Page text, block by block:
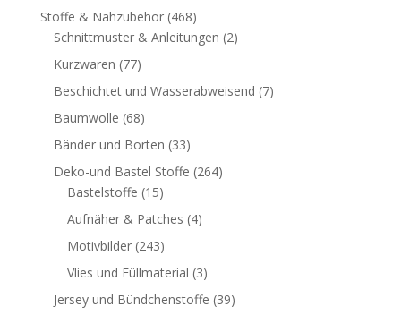
Stoffe & Nähzubehör (468)
Schnittmuster & Anleitungen (2)
Kurzwaren (77)
Beschichtet und Wasserabweisend (7)
Baumwolle (68)
Bänder und Borten (33)
Deko-und Bastel Stoffe (264)
Bastelstoffe (15)
Aufnäher & Patches (4)
Motivbilder (243)
Vlies und Füllmaterial (3)
Jersey und Bündchenstoffe (39)